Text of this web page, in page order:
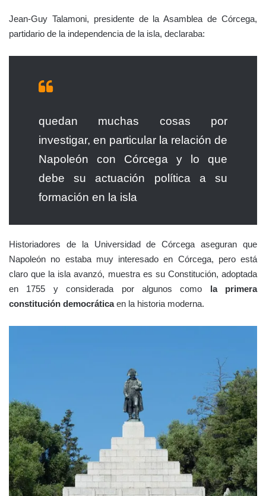
Jean-Guy Talamoni, presidente de la Asamblea de Córcega,
partidario de la independencia de la isla, declaraba:
quedan muchas cosas por
investigar, en particular la relación de
Napoleón con Córcega y lo que
debe su actuación política a su
formación en la isla
Historiadores de la Universidad de Córcega aseguran que
Napoleón no estaba muy interesado en Córcega, pero está
claro que la isla avanzó, muestra es su Constitución, adoptada
en 1755 y considerada por algunos como la primera
constitución democráticaen la historia moderna.